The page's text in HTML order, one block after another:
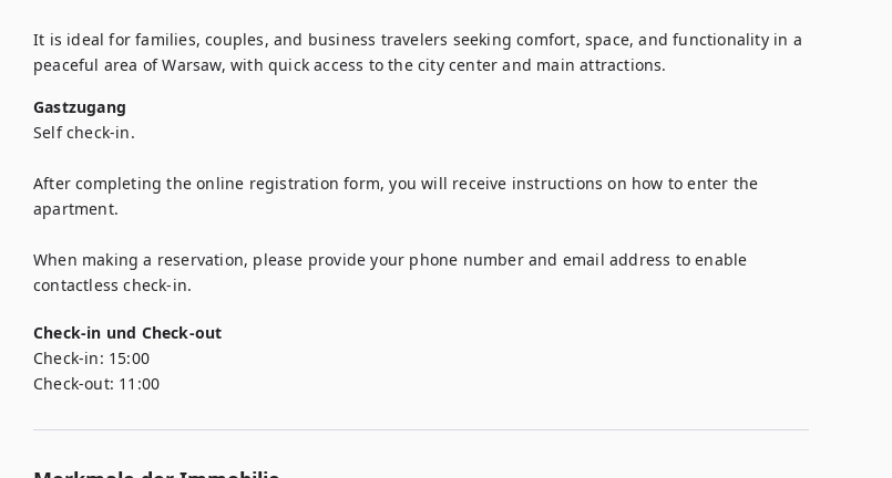
It is ideal for families, couples, and business travelers seeking comfort, space, and functionality in a
peaceful area of Warsaw, with quick access to the city center and main attractions.
Gastzugang
Self check-in.
After completing the online registration form, you will receive instructions on how to enter the
apartment.
When making a reservation, please provide your phone number and email address to enable
contactless check-in.
Check-in und Check-out
Check-in: 15:00
Check-out: 11:00